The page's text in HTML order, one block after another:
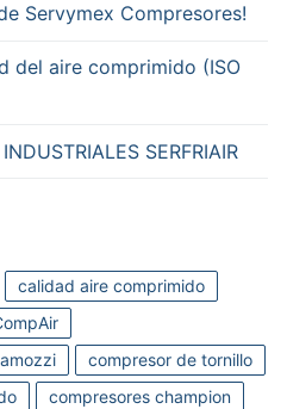
Servymex Compresores!
del aire comprimido (ISO
SERFRIAIR
calidad aire comprimido
compresor de tornillo
compresores champion